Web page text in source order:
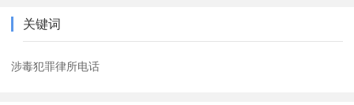
关键词
涉毒犯罪律所电话